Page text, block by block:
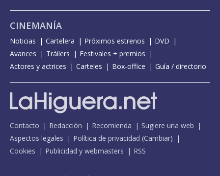
CINEMANÍA
Noticias Cartelera Próximos estrenos
DVD
Avances
Tráilers
Festivales + premios
Actores y actrices
Carteles Box-office Guía / directorio
Contacto Redacción Recomienda
Sugiere una web
Aspectos legales
Política de privacidad (Cambiar)
Cookies
Publicidad y webmasters RSS